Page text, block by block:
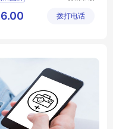
褂视频
限公司
拨打电话